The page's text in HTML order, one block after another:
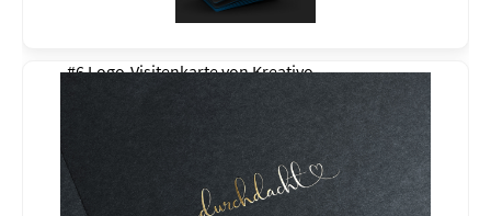
#6 Logo-Visitenkarte vonKreativo